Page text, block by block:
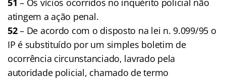
51 – Os vícios ocorridos no inquérito policial não
atingem a ação penal.
52– De acordo com o disposto na lei n. 9.099/95 o
IP é substituído por um simples boletim de
ocorrência circunstanciado, lavrado pela
autoridade policial, chamado de termo